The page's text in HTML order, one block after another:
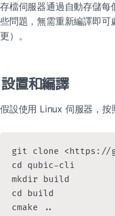
存檔伺服器通過自動存儲
些問題，無需重新編譯即
更）。
設置和編譯
假設使用 Linux 伺服器，按
git clone <https://
cd qubic-cli
mkdir build
cd build
cmake ..